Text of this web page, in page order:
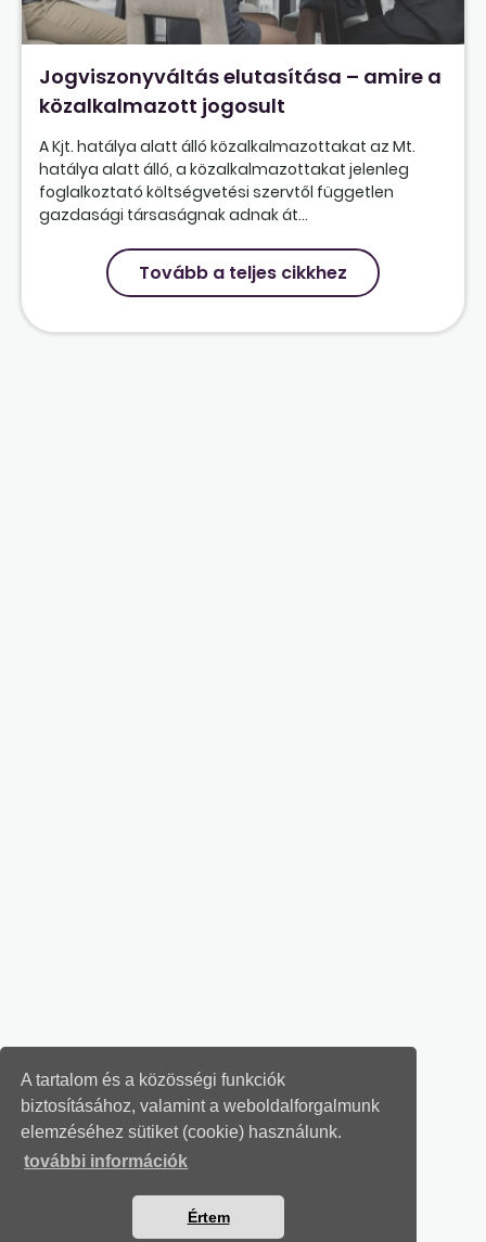
A tartalom és a közösségi funkciók
biztosításához, valamint a weboldalforgalmunk
elemzéséhez sütiket (cookie) használunk.
további információk
Értem
Jogviszonyváltás elutasítása – amire a
közalkalmazott jogosult
A Kjt. hatálya alatt álló közalkalmazottakat az Mt.
hatálya alatt álló, a közalkalmazottakat jelenleg
foglalkoztató költségvetési szervtől független
gazdasági társaságnak adnak át...
Tovább a teljes cikkhez